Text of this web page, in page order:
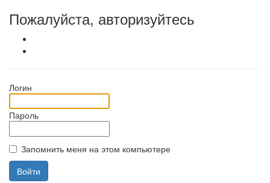
Пожалуйста, авторизуйтесь
Логин
Пароль
Запомнить меня на этом компьютере